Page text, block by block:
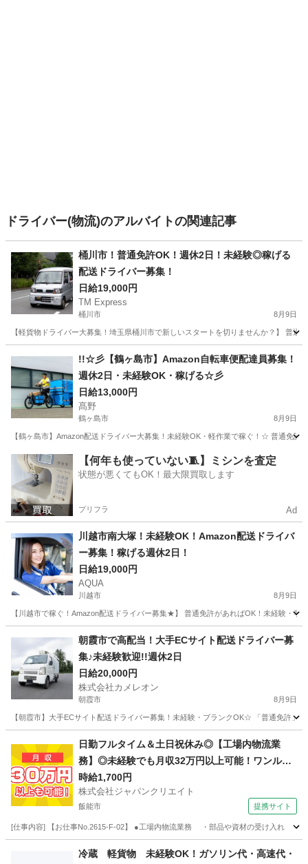
ドライバー(物流)のアルバイトの関連記事
桶川市！普通免許OK！週休2日！未経験◎稼げる
配送ドライバー募集！
日給19,000円
TM Express
桶川市 8月9日
【軽貨物ドライバー大募集！埼玉県桶川市で新しいスタートを切りませんか？】 普
ドライバー 社用車
!!☆彡【鶴ヶ島市】Amazon自転車便配達員募集！
週休2日・未経験OK・稼げる☆彡
日給13,000円
髙野
鶴ヶ島市 8月9日
【鶴ヶ島市】Amazon配送ドライバー大募集！未経験OK・軽作業で稼ぐ！☆ 普通免
埼玉 鶴ヶ島市 ドライバー Amazon
【何年も使っていない🧵】ミシンを査定
状態が悪くてもOK！最大限買取します
プリフラ Ad
川越市南大塚！未経験OK！Amazon配送ドライバ
ー募集！稼げる週休2日！
日給19,000円
AQUA
川越市 8月9日
【川越市で稼ぐ！Amazon配送ドライバー募集★】 普通免許があればOK！未経験・
ドライバー Amazon
朝霞市で高配当！大手ECサイト配送ドライバー募
集♪未経験歓迎!!週休2日
日給20,000円
株式会社カメレオン
朝霞市 8月9日
【朝霞市】大手ECサイト配送ドライバー募集！未経験・ブランクOK☆ 「普通免許
ドライバー 積み込み
日勤フルタイム＆土日祝休み◎【工場内物流業
務】◎未経験でも月収32万円以上可能！ワンルー
ム寮完備！
時給1,700円
株式会社ジャパンクリエイト
飯能市 提携サイト
[仕事内容] 【お仕事No.2615-F-02】 ●工場内物流業務 ・部品や資材の受け入れ
その他
冷蔵 軽貨物 未経験OK！ガソリン代・高速代・